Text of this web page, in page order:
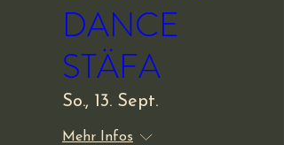
DANCE
STÄFA
So., 13. Sept.
Mehr Infos